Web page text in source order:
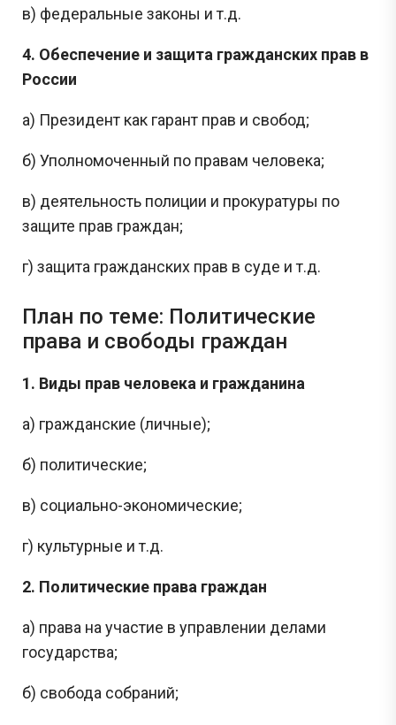
в) федеральные законы и т.д.
4. Обеспечение и защита гражданских прав в
России
а) Президент как гарант прав и свобод;
б) Уполномоченный по правам человека;
в) деятельность полиции и прокуратуры по
защите прав граждан;
г) защита гражданских прав в суде и т.д.
План по теме: Политические
права и свободы граждан
1. Виды прав человека и гражданина
а) гражданские (личные);
б) политические;
в) социально-экономические;
г) культурные и т.д.
2. Политические права граждан
а) права на участие в управлении делами
государства;
б) свобода собраний;